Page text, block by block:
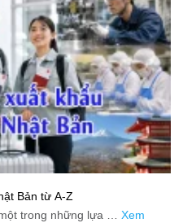
Bản từ A-Z
trong những lựa … Xem